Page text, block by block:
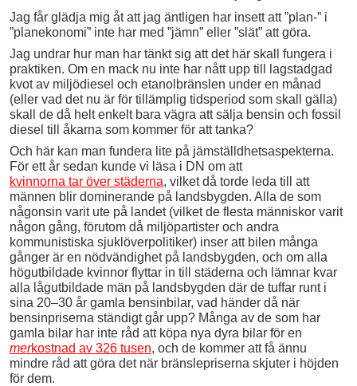
Jag får glädja mig åt att jag äntligen har insett att ”plan-” i
”planekonomi” inte har med ”jämn” eller ”slät” att göra.
Jag undrar hur man har tänkt sig att det här skall fungera i
praktiken. Om en mack nu inte har nått upp till lagstadgad
kvot av miljödiesel och etanolbränslen under en månad
(eller vad det nu är för tillämplig tidsperiod som skall gälla)
skall de då helt enkelt bara vägra att sälja bensin och fossil
diesel till åkarna som kommer för att tanka?
Och här kan man fundera lite på jämställdhetsaspekterna.
För ett år sedan kunde vi läsa i DN om att
kvinnorna tar över städerna, vilket då torde leda till att
männen blir dominerande på landsbygden. Alla de som
någonsin varit ute på landet (vilket de flesta människor varit
någon gång, förutom då miljöpartister och andra
kommunistiska sjuklöverpolitiker) inser att bilen många
gånger är en nödvändighet på landsbygden, och om alla
högutbildade kvinnor flyttar in till städerna och lämnar kvar
alla lågutbildade män på landsbygden där de tuffar runt i
sina 20–30 år gamla bensinbilar, vad händer då när
bensinpriserna ständigt går upp? Många av de som har
gamla bilar har inte råd att köpa nya dyra bilar för en
merkostnad av 326 tusen, och de kommer att få ännu
mindre råd att göra det när bränslepriserna skjuter i höjden
för dem.